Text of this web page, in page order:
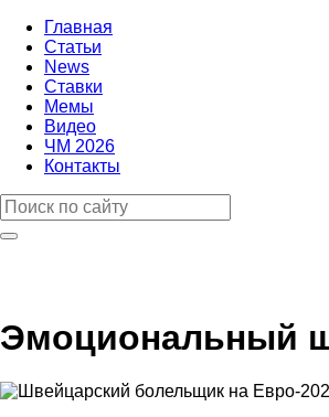
Главная
Статьи
News
Ставки
Мемы
Видео
ЧМ 2026
Контакты
Эмоциональный